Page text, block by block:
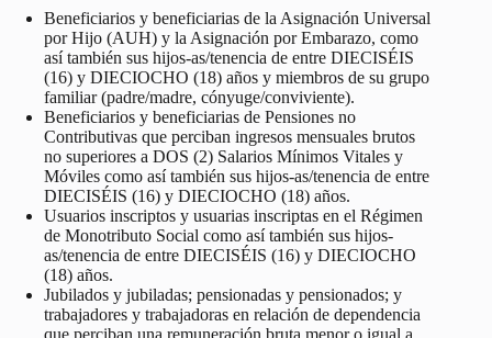
Beneficiarios y beneficiarias de la Asignación Universal
por Hijo (AUH) y la Asignación por Embarazo, como
así también sus hijos-as/tenencia de entre DIECISÉIS
(16) y DIECIOCHO (18) años y miembros de su grupo
familiar (padre/madre, cónyuge/conviviente).
Beneficiarios y beneficiarias de Pensiones no
Contributivas que perciban ingresos mensuales brutos
no superiores a DOS (2) Salarios Mínimos Vitales y
Móviles como así también sus hijos-as/tenencia de entre
DIECISÉIS (16) y DIECIOCHO (18) años.
Usuarios inscriptos y usuarias inscriptas en el Régimen
de Monotributo Social como así también sus hijos-
as/tenencia de entre DIECISÉIS (16) y DIECIOCHO
(18) años.
Jubilados y jubiladas; pensionadas y pensionados; y
trabajadores y trabajadoras en relación de dependencia
que perciban una remuneración bruta menor o igual a